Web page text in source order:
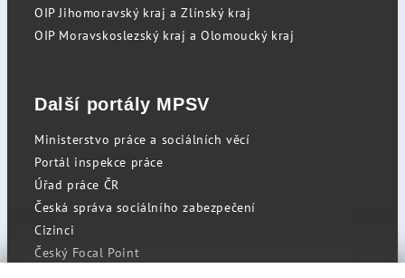
OIP Jihomoravský kraj a Zlínský kraj
OIP Moravskoslezský kraj a Olomoucký kraj
Další portály MPSV
Ministerstvo práce a sociálních věcí
Portál inspekce práce
Úřad práce ČR
Česká správa sociálního zabezpečení
Cizinci
Český Focal Point